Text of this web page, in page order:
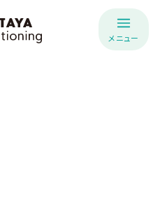
メニュー